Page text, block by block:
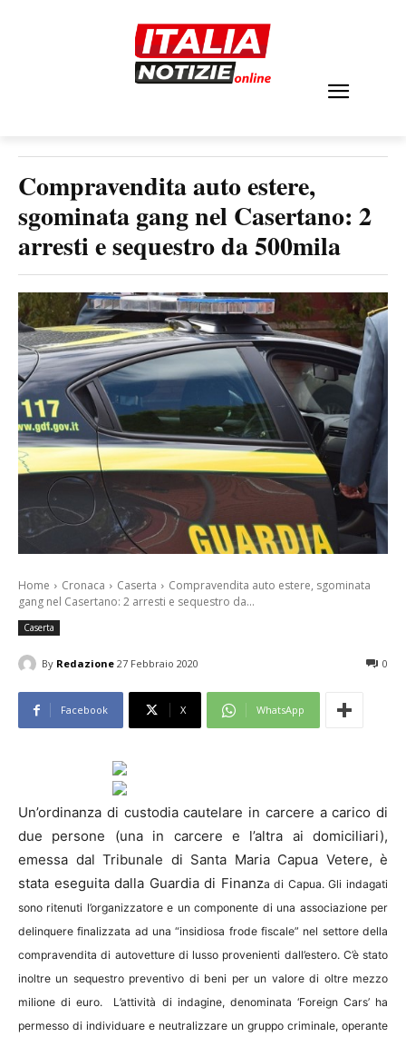
Compravendita auto estere,
sgominata gang nel Casertano: 2
arresti e sequestro da 500mila
Home Cronaca Caserta
Compravendita auto estere, sgominata
gang nel Casertano: 2 arresti e sequestro da...
Caserta
By Redazione 27 Febbraio 2020 0
Facebook X WhatsApp
Un’ordinanza di custodia cautelare in carcere a carico di
due persone (una in carcere e l’altra ai domiciliari),
emessa dal Tribunale di Santa Maria Capua Vetere, è
stata eseguita dalla Guardia di Finanza di Capua. Gli indagati
sono ritenuti l’organizzatore e un componente di una associazione per
delinquere finalizzata ad una “insidiosa frode fiscale” nel settore della
compravendita di autovetture di lusso provenienti dall’estero. C’è stato
inoltre un sequestro preventivo di beni per un valore di oltre mezzo
milione di euro. L’attività di indagine, denominata ‘Foreign Cars’ ha
permesso di individuare e neutralizzare un gruppo criminale, operante